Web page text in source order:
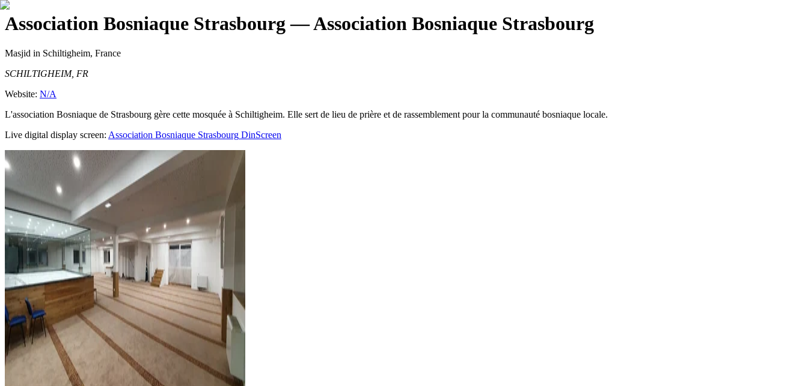
Association Bosniaque Strasbourg— Association Bosniaque Strasbourg
Masjid in Schiltigheim, France
SCHILTIGHEIM, FR
Website: N/A
L'association Bosniaque de Strasbourg gère cette mosquée à Schiltigheim. Elle sert de lieu de prière et de rassemblement pour la communauté bosniaque locale.
Live digital display screen: Association Bosniaque Strasbourg DinScreen